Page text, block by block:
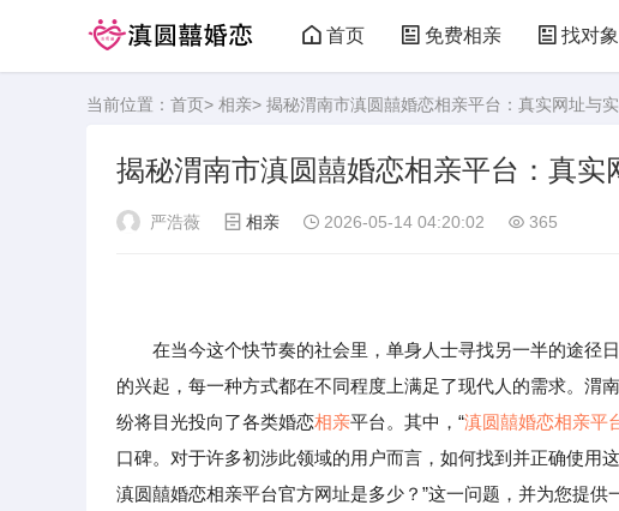
首页 免费相亲 找对象
当前位置： 首页> 相亲> 揭秘渭南市滇圆囍婚恋相亲平台：真实网址与
揭秘渭南市滇圆囍婚恋相亲平台：真实
严浩薇 相亲 2026-05-14 04:20:02 365
在当今这个快节奏的社会里，单身人士寻找另一半的途径
的兴起，每一种方式都在不同程度上满足了现代人的需求。渭
纷将目光投向了各类婚恋相亲平台。其中，“滇圆囍婚恋相亲平
口碑。对于许多初涉此领域的用户而言，如何找到并正确使用
滇圆囍婚恋相亲平台官方网址是多少？”这一问题，并为您提供